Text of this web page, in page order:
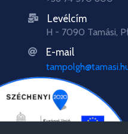
Levélcím
H - 7090 Tamási,
E-mail